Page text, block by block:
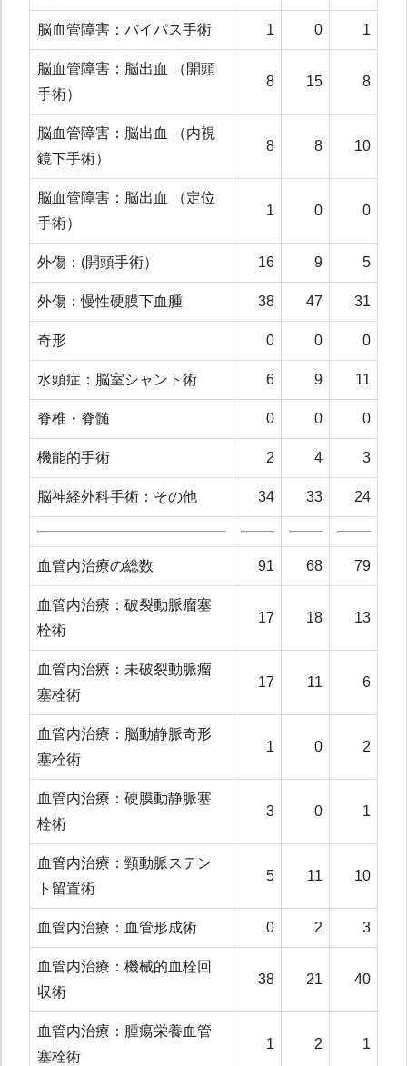
脳血管障害：バイパス手術 1 0 1
脳血管障害：脳出血 （開頭
手術）
8 15 8
脳血管障害：脳出血 （内視
鏡下手術）
8 8 10
脳血管障害：脳出血 （定位
手術）
1 0 0
外傷：(開頭手術） 16 9 5
外傷：慢性硬膜下血腫 38 47 31
奇形 0 0 0
水頭症：脳室シャント術 6 9 11
脊椎・脊髄 0 0 0
機能的手術 2 4 3
脳神経外科手術：その他 34 33 24
血管内治療の総数 91 68 79
血管内治療：破裂動脈瘤塞
栓術
17 18 13
血管内治療：未破裂動脈瘤
塞栓術
17 11 6
血管内治療：脳動静脈奇形
塞栓術
1 0 2
血管内治療：硬膜動静脈塞
栓術
3 0 1
血管内治療：頸動脈ステン
ト留置術
5 11 10
血管内治療：血管形成術 0 2 3
血管内治療：機械的血栓回
収術
38 21 40
血管内治療：腫瘍栄養血管
塞栓術
1 2 1